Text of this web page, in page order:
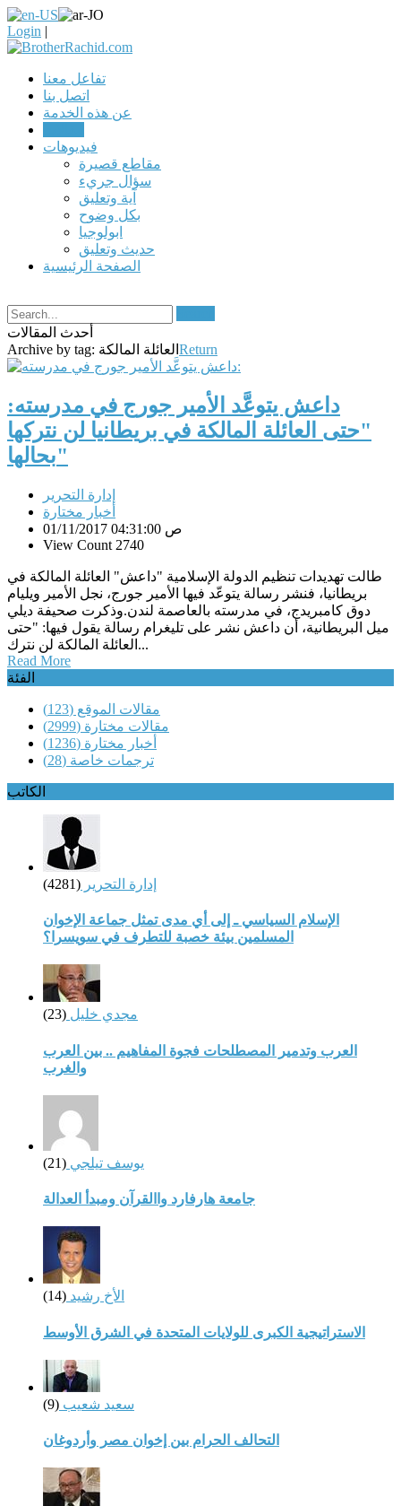
Login |
تفاعل معنا
اتصل بنا
عن هذه الخدمة
فيديوهات
مقاطع قصيرة
سؤال جريء
آية وتعليق
بكل وضوح
ابولوجيا
حديث وتعليق
الصفحة الرئيسية
أحدث المقالات
Archive by tag: العائلة المالكة Return
داعش يتوعَّد الأمير جورج في مدرسته:
"حتى العائلة المالكة في بريطانيا لن نتركها
بحالها"
إدارة التحرير
أخبار مختارة
01/11/2017 04:31:00 ص
View Count 2740
طالت تهديدات تنظيم الدولة الإسلامية "داعش" العائلة المالكة في
بريطانيا، فنشر رسالة يتوعّد فيها الأمير جورج، نجل الأمير ويليام
دوق كامبريدج، في مدرسته بالعاصمة لندن.وذكرت صحيفة ديلي
ميل البريطانية، أن داعش نشر على تليغرام رسالة يقول فيها: "حتى
العائلة المالكة لن نترك...
Read More
الفئة
مقالات الموقع (123)
مقالات مختارة (2999)
أخبار مختارة (1236)
ترجمات خاصة (28)
الكاتب
إدارة التحرير (4281)
الإسلام السياسي ـ إلى أي مدى تمثل جماعة الإخوان
المسلمين بيئة خصبة للتطرف في سويسرا؟
مجدي خليل (23)
العرب وتدمير المصطلحات فجوة المفاهيم .. بين العرب
والغرب
يوسف تيلجي (21)
جامعة هارفارد واالقرآن ومبدأ العدالة
الأخ رشيد (14)
الاستراتيجية الكبرى للولايات المتحدة في الشرق الأوسط
سعيد شعيب (9)
التحالف الحرام بين إخوان مصر وأردوغان